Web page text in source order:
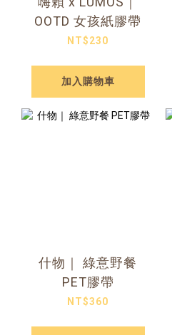
OOTD 女孩紙膠帶
NT$230
加入購物車
什物｜ 綠意野餐
PET膠帶
NT$360